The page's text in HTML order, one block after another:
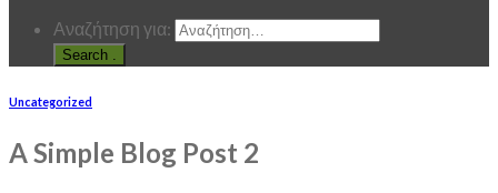
Αναζήτηση για:
.
Uncategorized
A Simple Blog Post 2